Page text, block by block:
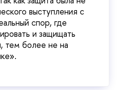
выступления с
спор, где
и защищать
тем более не на